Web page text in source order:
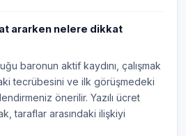
ararken nelere dikkat
baronun aktif kaydını, çalışmak
tecrübesini ve ilk görüşmedeki
önerilir. Yazılı ücret
taraflar arasındaki ilişkiyi